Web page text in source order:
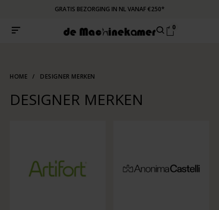
GRATIS BEZORGING IN NL VANAF €250*
0
HOME / DESIGNER MERKEN
DESIGNER MERKEN